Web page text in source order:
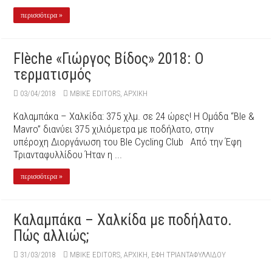
περισσότερα »
Flèche «Γιώργος Βίδος» 2018: Ο
τερματισμός
03/04/2018 MBIKE EDITORS,ΑΡΧΙΚΉ
Καλαμπάκα – Χαλκίδα: 375 χλμ. σε 24 ώρες! Η Ομάδα “Ble &
Mavro” διανύει 375 χιλιόμετρα με ποδήλατο, στην
υπέροχη Διοργάνωση του Ble Cycling Club Από την Έφη
Τριανταφυλλίδου Ήταν η ...
περισσότερα »
Καλαμπάκα – Χαλκίδα με ποδήλατο.
Πώς αλλιώς;
31/03/2018 MBIKE EDITORS,ΑΡΧΙΚΉ, ΈΦΗ ΤΡΙΑΝΤΑΦΥΛΛΊΔΟΥ